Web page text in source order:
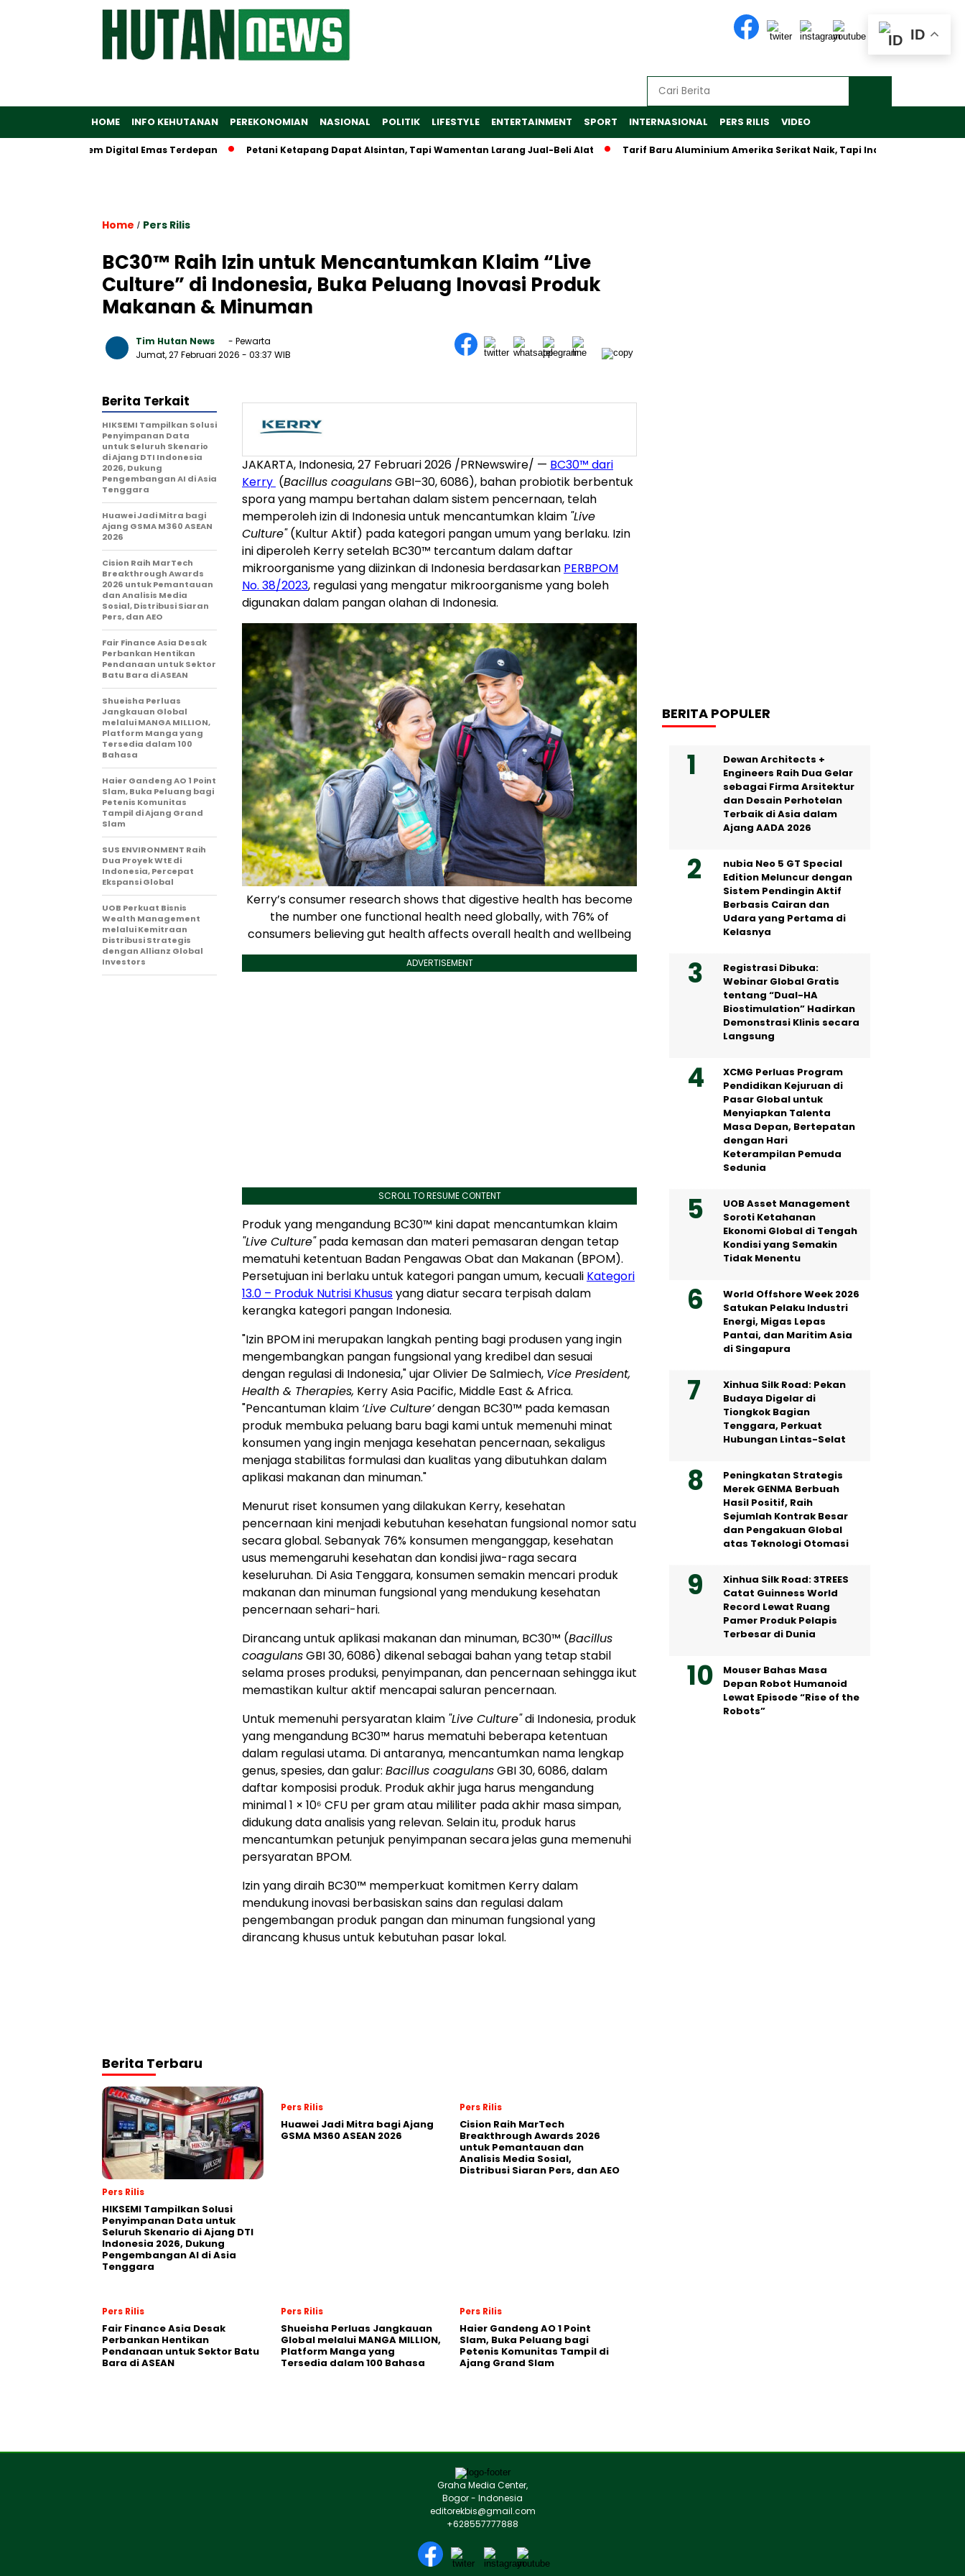
HOME INFO KEHUTANAN PEREKONOMIAN NASIONAL POLITIK LIFESTYLE ENTERTAINMENT SPORT INTERNASIONAL PERS RILIS VIDEO
Ekosistem Digital Emas Terdepan Petani Ketapang Dapat Alsintan, Tapi Wamentan Larang Jual-Beli Alat Tarif Baru Aluminium Amerika Serikat Naik, Tapi Inalum Fokus Antisipasi
Home / Pers Rilis
BC30™ Raih Izin untuk Mencantumkan Klaim “Live
Culture” di Indonesia, Buka Peluang Inovasi Produk
Makanan & Minuman
Tim Hutan News
- Pewarta
Jumat, 27 Februari 2026 - 03:37 WIB
JAKARTA, Indonesia, 27 Februari 2026 /PRNewswire/ — BC30™ dari
Kerry (Bacillus coagulansGBI–30, 6086), bahan probiotik berbentuk
spora yang mampu bertahan dalam sistem pencernaan, telah
memperoleh izin di Indonesia untuk mencantumkan klaim "Live
Culture"(Kultur Aktif) pada kategori pangan umum yang berlaku. Izin
ini diperoleh Kerry setelah BC30™ tercantum dalam daftar
mikroorganisme yang diizinkan di Indonesia berdasarkan PERBPOM
No. 38/2023, regulasi yang mengatur mikroorganisme yang boleh
digunakan dalam pangan olahan di Indonesia.
Kerry’s consumer research shows that digestive health has become
the number one functional health need globally, with 76% of
consumers believing gut health affects overall health and wellbeing
ADVERTISEMENT
SCROLL TO RESUME CONTENT
Produk yang mengandung BC30™ kini dapat mencantumkan klaim
"Live Culture"pada kemasan dan materi pemasaran dengan tetap
mematuhi ketentuan Badan Pengawas Obat dan Makanan (BPOM).
Persetujuan ini berlaku untuk kategori pangan umum, kecuali Kategori
13.0 – Produk Nutrisi Khususyang diatur secara terpisah dalam
kerangka kategori pangan Indonesia.
"Izin BPOM ini merupakan langkah penting bagi produsen yang ingin
mengembangkan pangan fungsional yang kredibel dan sesuai
dengan regulasi di Indonesia," ujar Olivier De Salmiech, Vice President,
Health & Therapies, Kerry Asia Pacific, Middle East & Africa.
"Pencantuman klaim ‘Live Culture’dengan BC30™ pada kemasan
produk membuka peluang baru bagi kami untuk memenuhi minat
konsumen yang ingin menjaga kesehatan pencernaan, sekaligus
menjaga stabilitas formulasi dan kualitas yang dibutuhkan dalam
aplikasi makanan dan minuman."
Menurut riset konsumen yang dilakukan Kerry, kesehatan
pencernaan kini menjadi kebutuhan kesehatan fungsional nomor satu
secara global. Sebanyak 76% konsumen menganggap, kesehatan
usus memengaruhi kesehatan dan kondisi jiwa-raga secara
keseluruhan. Di Asia Tenggara, konsumen semakin mencari produk
makanan dan minuman fungsional yang mendukung kesehatan
pencernaan sehari-hari.
Dirancang untuk aplikasi makanan dan minuman, BC30™ (Bacillus
coagulansGBI 30, 6086) dikenal sebagai bahan yang tetap stabil
selama proses produksi, penyimpanan, dan pencernaan sehingga ikut
memastikan kultur aktif mencapai saluran pencernaan.
Untuk memenuhi persyaratan klaim "Live Culture"di Indonesia, produk
yang mengandung BC30™ harus mematuhi beberapa ketentuan
dalam regulasi utama. Di antaranya, mencantumkan nama lengkap
genus, spesies, dan galur: Bacillus coagulansGBI 30, 6086, dalam
daftar komposisi produk. Produk akhir juga harus mengandung
minimal 1 × 10⁶ CFU per gram atau mililiter pada akhir masa simpan,
didukung data analisis yang relevan. Selain itu, produk harus
mencantumkan petunjuk penyimpanan secara jelas guna memenuhi
persyaratan BPOM.
Izin yang diraih BC30™ memperkuat komitmen Kerry dalam
mendukung inovasi berbasiskan sains dan regulasi dalam
pengembangan produk pangan dan minuman fungsional yang
dirancang khusus untuk kebutuhan pasar lokal.
Berita Terkait
HIKSEMI Tampilkan Solusi
Penyimpanan Data
untuk Seluruh Skenario
di Ajang DTI Indonesia
2026, Dukung
Pengembangan AI di Asia
Tenggara
Huawei Jadi Mitra bagi
Ajang GSMA M360 ASEAN
2026
Cision Raih MarTech
Breakthrough Awards
2026 untuk Pemantauan
dan Analisis Media
Sosial, Distribusi Siaran
Pers, dan AEO
Fair Finance Asia Desak
Perbankan Hentikan
Pendanaan untuk Sektor
Batu Bara di ASEAN
Shueisha Perluas
Jangkauan Global
melalui MANGA MILLION,
Platform Manga yang
Tersedia dalam 100
Bahasa
Haier Gandeng AO 1 Point
Slam, Buka Peluang bagi
Petenis Komunitas
Tampil di Ajang Grand
Slam
SUS ENVIRONMENT Raih
Dua Proyek WtE di
Indonesia, Percepat
Ekspansi Global
UOB Perkuat Bisnis
Wealth Management
melalui Kemitraan
Distribusi Strategis
dengan Allianz Global
Investors
Berita Terbaru
Pers Rilis
HIKSEMI Tampilkan Solusi
Penyimpanan Data untuk
Seluruh Skenario di Ajang DTI
Indonesia 2026, Dukung
Pengembangan AI di Asia
Tenggara
Pers Rilis
Huawei Jadi Mitra bagi Ajang
GSMA M360 ASEAN 2026
Pers Rilis
Cision Raih MarTech
Breakthrough Awards 2026
untuk Pemantauan dan
Analisis Media Sosial,
Distribusi Siaran Pers, dan AEO
Pers Rilis
Fair Finance Asia Desak
Perbankan Hentikan
Pendanaan untuk Sektor Batu
Bara di ASEAN
Pers Rilis
Shueisha Perluas Jangkauan
Global melalui MANGA MILLION,
Platform Manga yang
Tersedia dalam 100 Bahasa
Pers Rilis
Haier Gandeng AO 1 Point
Slam, Buka Peluang bagi
Petenis Komunitas Tampil di
Ajang Grand Slam
BERITA POPULER
Dewan Architects +
Engineers Raih Dua Gelar
sebagai Firma Arsitektur
dan Desain Perhotelan
Terbaik di Asia dalam
Ajang AADA 2026
nubia Neo 5 GT Special
Edition Meluncur dengan
Sistem Pendingin Aktif
Berbasis Cairan dan
Udara yang Pertama di
Kelasnya
Registrasi Dibuka:
Webinar Global Gratis
tentang “Dual-HA
Biostimulation” Hadirkan
Demonstrasi Klinis secara
Langsung
XCMG Perluas Program
Pendidikan Kejuruan di
Pasar Global untuk
Menyiapkan Talenta
Masa Depan, Bertepatan
dengan Hari
Keterampilan Pemuda
Sedunia
UOB Asset Management
Soroti Ketahanan
Ekonomi Global di Tengah
Kondisi yang Semakin
Tidak Menentu
World Offshore Week 2026
Satukan Pelaku Industri
Energi, Migas Lepas
Pantai, dan Maritim Asia
di Singapura
Xinhua Silk Road: Pekan
Budaya Digelar di
Tiongkok Bagian
Tenggara, Perkuat
Hubungan Lintas-Selat
Peningkatan Strategis
Merek GENMA Berbuah
Hasil Positif, Raih
Sejumlah Kontrak Besar
dan Pengakuan Global
atas Teknologi Otomasi
Xinhua Silk Road: 3TREES
Catat Guinness World
Record Lewat Ruang
Pamer Produk Pelapis
Terbesar di Dunia
Mouser Bahas Masa
Depan Robot Humanoid
Lewat Episode “Rise of the
Robots”
ID
Graha Media Center,
Bogor - Indonesia
editorekbis@gmail.com
+628557777888